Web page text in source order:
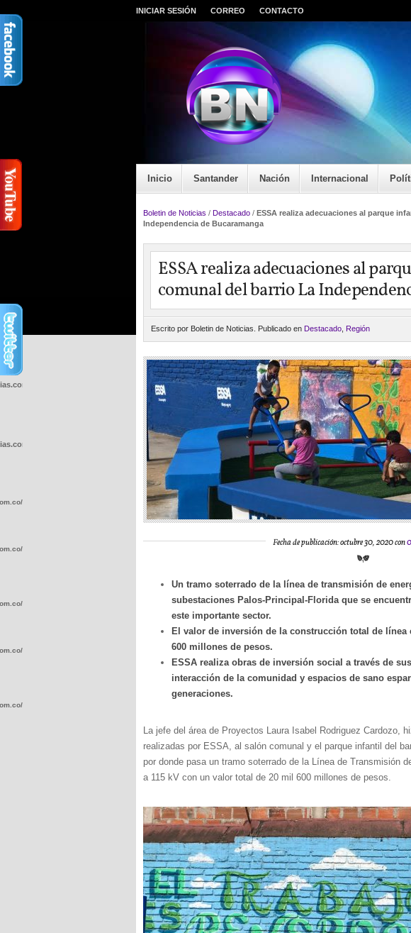
INICIAR SESIÓN CORREO CONTACTO
Inicio Santander Nación Internacional
Boletin de Noticias / Destacado / ESSA realiza adecuaciones al parque
Independencia de Bucaramanga
ESSA realiza adecuaciones al
comunal del barrio La
Escrito por Boletin de Noticias. Publicado en Destacado Región
Fecha de publicación: octubre 30, 2020 con
Un tramo soterrado de la línea de transmisión de
subestaciones Palos-Principal-Florida que se
este importante sector.
El valor de inversión de la construcción total de línea
600 millones de pesos.
ESSA realiza obras de inversión social a través de
interacción de la comunidad y espacios de sano
generaciones.
La jefe del área de Proyectos Laura Isabel Rodriguez Cardozo,
realizadas por ESSA, al salón comunal y el parque infantil del
por donde pasa un tramo soterrado de la Línea de Transmisión
a 115 kV con un valor total de 20 mil 600 millones de pesos.
wp-
wp-
wp-
wp-
wp-
wp-
wp-